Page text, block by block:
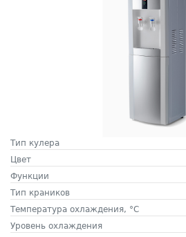
Тип кулера
Цвет
Функции
Тип краников
Температура охлаждения, °C
Уровень охлаждения